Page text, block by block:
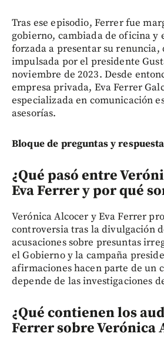
Tras ese episodio, Ferrer fue
gobierno, cambiada de oficina y
forzada a presentar su renuncia,
impulsada por el presidente
noviembre de 2023. Desde
empresa privada, Eva Ferrer
especializada en comunicación
asesorías.
Bloque de preguntas y
¿Qué pasó entre
Eva Ferrer y por qué
Verónica Alcocer y Eva Ferrer
controversia tras la divulgación
acusaciones sobre presuntas
el Gobierno y la campaña
afirmaciones hacen parte de un
depende de las investigaciones
¿Qué contienen los
Ferrer sobre Verónica